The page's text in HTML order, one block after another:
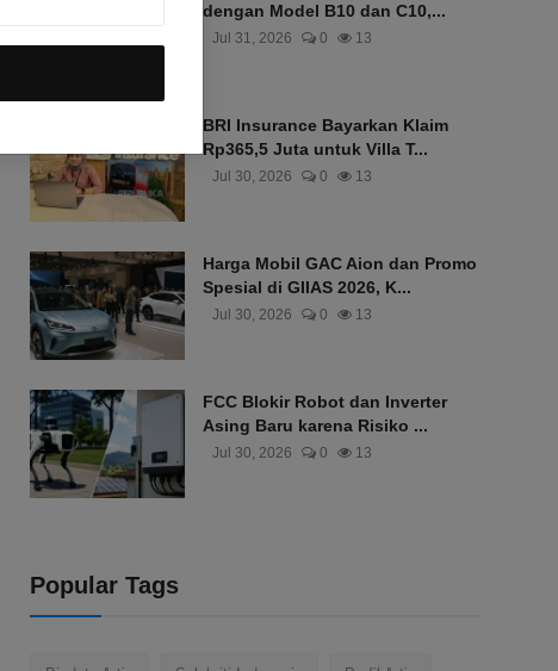
dengan Model B10 dan C10,...
Jul 31, 2026 0 13
BRI Insurance Bayarkan Klaim
Rp365,5 Juta untuk Villa T...
Jul 30, 2026 0 13
Harga Mobil GAC Aion dan Promo
Spesial di GIIAS 2026, K...
Jul 30, 2026 0 13
FCC Blokir Robot dan Inverter
Asing Baru karena Risiko ...
Jul 30, 2026 0 13
Popular Tags